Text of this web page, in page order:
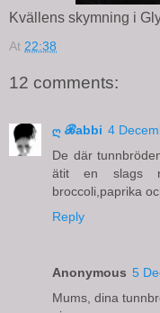
Kvällens skymning i
At 22:38
12 comments:
ღ ℬabbi 4
De där
ätit en slags
broccoli,paprika
Reply
Anonymous 5
Mums, dina